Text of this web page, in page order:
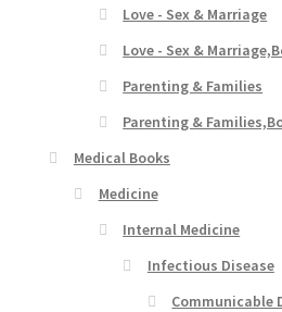
Love - Sex & Marriage
Love - Sex &
Parenting & Families
Parenting &
Medical Books
Medicine
Internal Medicine
Infectious Disease
Communicable